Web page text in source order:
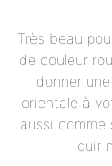
Très beau
de couleur
donner
orientale à
aussi comme
cuir